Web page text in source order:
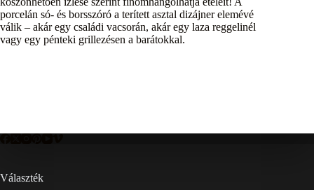
porcelán só- és borsszóró a terített asztal dizájner elemévé
válik – akár egy családi vacsorán, akár egy laza reggelinél
vagy egy pénteki grillezésen a barátokkal.
Választék